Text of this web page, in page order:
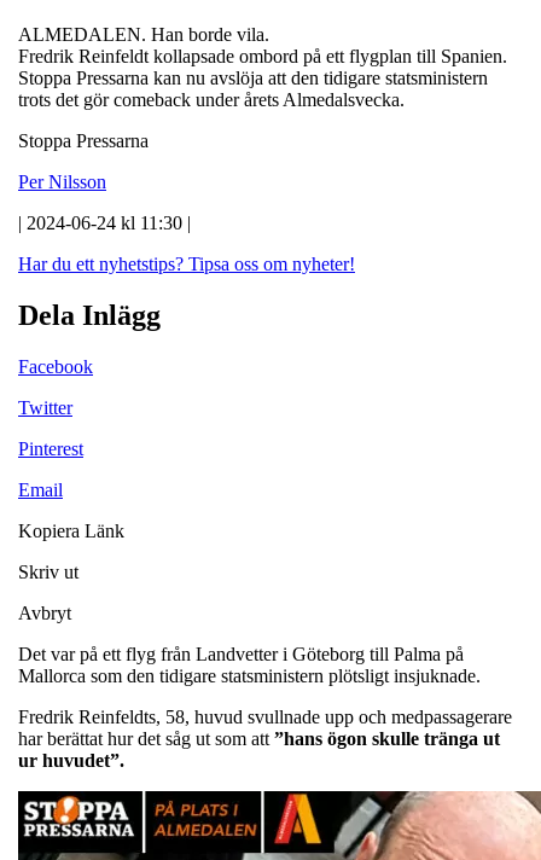
ALMEDALEN. Han borde vila.
Fredrik Reinfeldt kollapsade ombord på ett flygplan till Spanien.
Stoppa Pressarna kan nu avslöja att den tidigare statsministern
trots det gör comeback under årets Almedalsvecka.
Stoppa Pressarna
Per Nilsson
| 2024-06-24 kl 11:30 |
Har du ett nyhetstips? Tipsa oss om nyheter!
Dela Inlägg
Facebook
Twitter
Pinterest
Email
Kopiera Länk
Skriv ut
Avbryt
Det var på ett flyg från Landvetter i Göteborg till Palma på
Mallorca som den tidigare statsministern plötsligt insjuknade.
Fredrik Reinfeldts, 58, huvud svullnade upp och medpassagerare
har berättat hur det såg ut som att ”hans ögon skulle tränga ut
ur huvudet”.